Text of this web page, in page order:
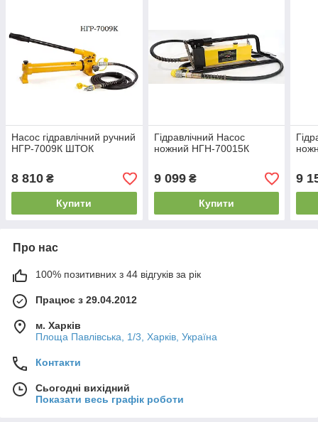
Насос гідравлічний ручний
НГР-7009К ШТОК
8 810 ₴
Купити
Гідравлічний Насос
ножний НГН-70015К
9 099₴
Купити
9
Про нас
100% позитивних з 44 відгуків за рік
Працює з 29.04.2012
м. Харків
Площа Павлівська, 1/3, Харків, Україна
Контакти
Сьогодні вихідний
Показати весь графік роботи